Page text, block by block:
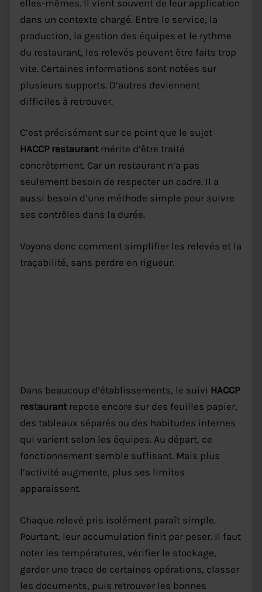
elles-mêmes. Il vient souvent de leur application
dans un contexte chargé. Entre le service, la
production, la gestion des équipes et le rythme
du restaurant, les relevés peuvent être faits trop
vite. Certaines informations sont notées sur
plusieurs supports. D’autres deviennent
difficiles à retrouver.
C’est précisément sur ce point que le sujet
HACCP restaurantmérite d’être traité
concrètement. Car un restaurant n’a pas
seulement besoin de respecter un cadre. Il a
aussi besoin d’une méthode simple pour suivre
ses contrôles dans la durée.
Voyons donc comment simplifier les relevés et la
traçabilité, sans perdre en rigueur.
Dans beaucoup d’établissements, le suivi HACCP
restaurantrepose encore sur des feuilles papier,
des tableaux séparés ou des habitudes internes
qui varient selon les équipes. Au départ, ce
fonctionnement semble suffisant. Mais plus
l’activité augmente, plus ses limites
apparaissent.
Chaque relevé pris isolément paraît simple.
Pourtant, leur accumulation finit par peser. Il faut
noter les températures, vérifier le stockage,
garder une trace de certaines opérations, classer
les documents, puis retrouver les bonnes